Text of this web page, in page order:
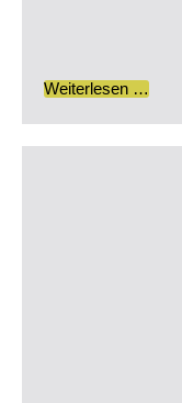
Weiterlesen …